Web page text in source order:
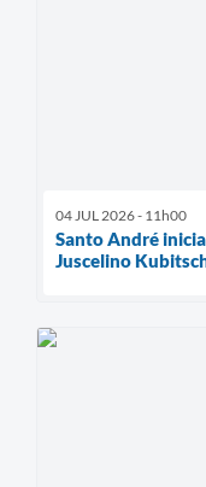
04 JUL 2026 - 11h00
Santo André
Juscelino